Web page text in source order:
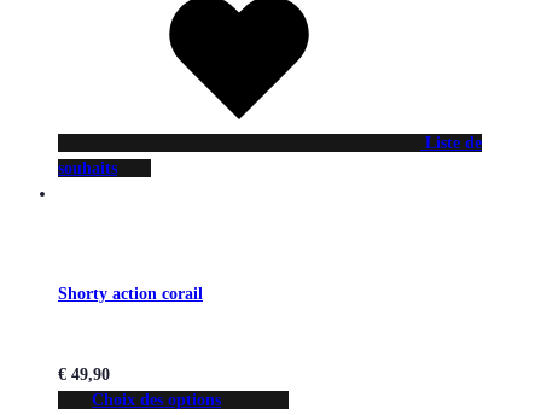
Liste de
souhaits
Shorty action corail
€ 49,90
Choix des options